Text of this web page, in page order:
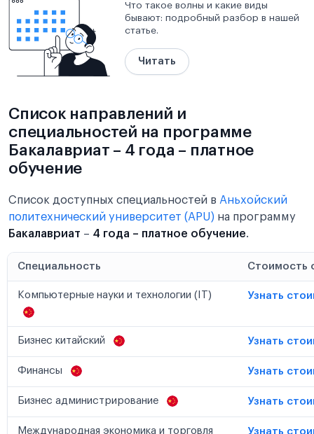
Что такое волны и какие виды
бывают: подробный разбор в нашей
статье.
Читать
Список направлений и
специальностей на программе
Бакалавриат – 4 года – платное
обучение
Список доступных специальностей в Аньхойский
политехнический университет (APU) на программу
Бакалавриат – 4 года – платное обучение.
Специальность Стоимость
Компьютерные науки и технологии (IT) Узнать
Бизнес китайский Узнать
Финансы Узнать
Бизнес администрирование Узнать
Международная экономика и торговля Узнать